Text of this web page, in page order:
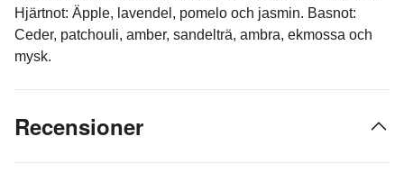
Hjärtnot: Äpple, lavendel, pomelo och jasmin. Basnot:
Ceder, patchouli, amber, sandelträ, ambra, ekmossa och
mysk.
Recensioner